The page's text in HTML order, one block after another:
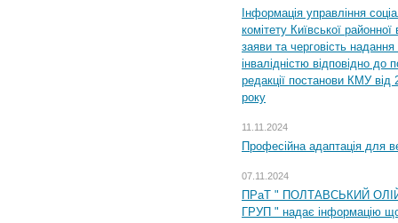
Інформація управління
комітету Київської
заяви та черговість надання
інвалідністю відповідно
редакції постанови КМУ
року
11.11.2024
Професійна адаптація для
07.11.2024
ПРаТ " ПОЛТАВСЬКИЙ
ГРУП " надає інформацію